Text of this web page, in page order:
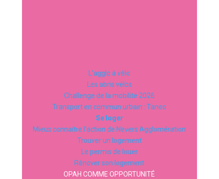
L’agglo à vélo
Les abris vélos
Challenge de la mobilité 2026
Transport en commun urbain : Taneo
Se loger
Mieux connaitre l’action de Nevers Agglomération
Trouver un logement
Le permis de louer
Rénover son logement
OPAH COMME OPPORTUNITÉ